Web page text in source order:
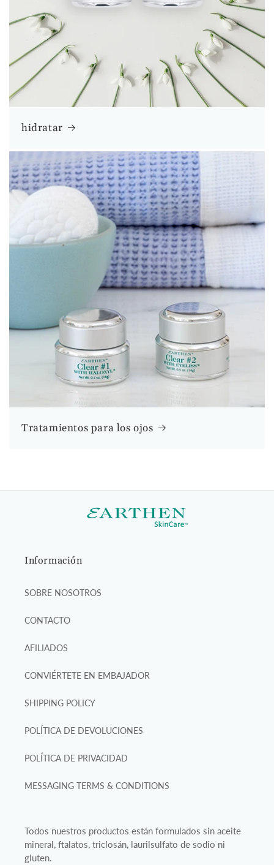
hidratar
Tratamientos para los ojos
Información
SOBRE NOSOTROS
CONTACTO
AFILIADOS
CONVIÉRTETE EN EMBAJADOR
SHIPPING POLICY
POLÍTICA DE DEVOLUCIONES
POLÍTICA DE PRIVACIDAD
MESSAGING TERMS & CONDITIONS
Todos nuestros productos están formulados sin aceite
mineral, ftalatos, triclosán, laurilsulfato de sodio ni
gluten.